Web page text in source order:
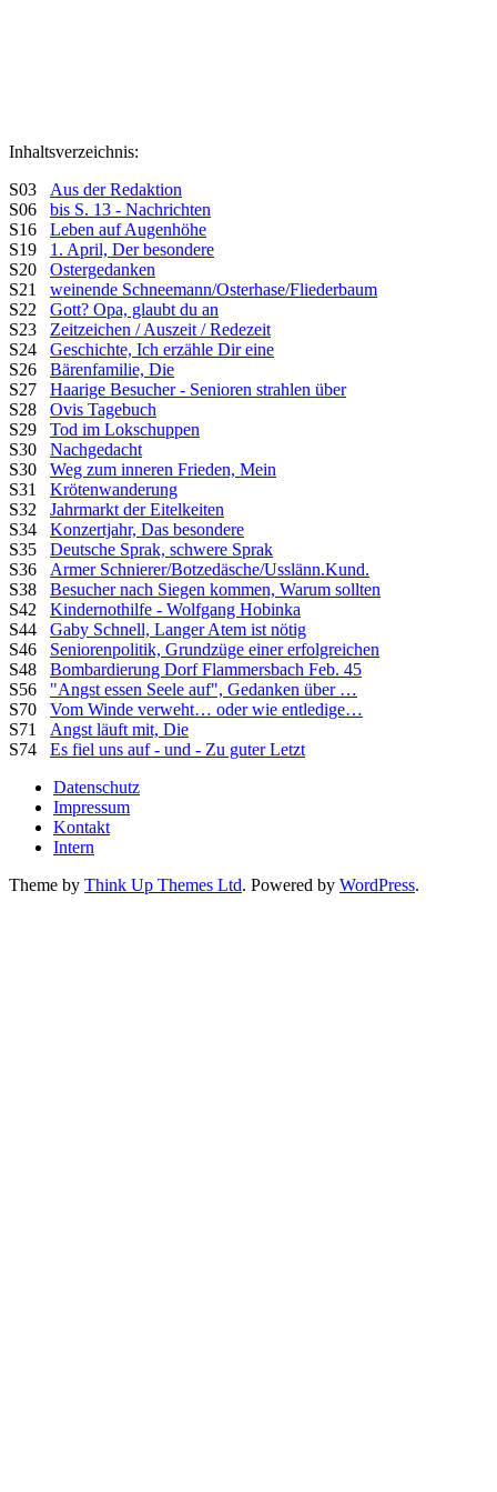
Inhaltsverzeichnis:
S03 Aus der Redaktion
S06 bis S. 13 - Nachrichten
S16 Leben auf Augenhöhe
S19 1. April, Der besondere
S20 Ostergedanken
S21 weinende Schneemann/Osterhase/Fliederbaum
S22 Gott? Opa, glaubt du an
S23 Zeitzeichen / Auszeit / Redezeit
S24 Geschichte, Ich erzähle Dir eine
S26 Bärenfamilie, Die
S27 Haarige Besucher - Senioren strahlen über
S28 Ovis Tagebuch
S29 Tod im Lokschuppen
S30 Nachgedacht
S30 Weg zum inneren Frieden, Mein
S31 Krötenwanderung
S32 Jahrmarkt der Eitelkeiten
S34 Konzertjahr, Das besondere
S35 Deutsche Sprak, schwere Sprak
S36 Armer Schnierer/Botzedäsche/Usslänn.Kund.
S38 Besucher nach Siegen kommen, Warum sollten
S42 Kindernothilfe - Wolfgang Hobinka
S44 Gaby Schnell, Langer Atem ist nötig
S46 Seniorenpolitik, Grundzüge einer erfolgreichen
S48 Bombardierung Dorf Flammersbach Feb. 45
S56 "Angst essen Seele auf", Gedanken über …
S70 Vom Winde verweht… oder wie entledige…
S71 Angst läuft mit, Die
S74 Es fiel uns auf - und - Zu guter Letzt
Datenschutz
Impressum
Kontakt
Intern
Theme by Think Up Themes Ltd. Powered by WordPress.